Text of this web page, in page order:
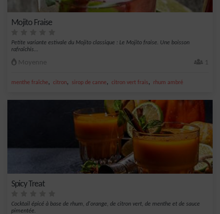
Mojito Fraise
Petite variante estivale du Mojito classique : Le Mojito fraise. Une boisson
rafraîchis...
Moyenne 1
menthe fraîche, citron, sirop de canne, citron vert frais, rhum ambré
Spicy Treat
Cocktail épicé à base de rhum, d'orange, de citron vert, de menthe et de sauce
pimentée.